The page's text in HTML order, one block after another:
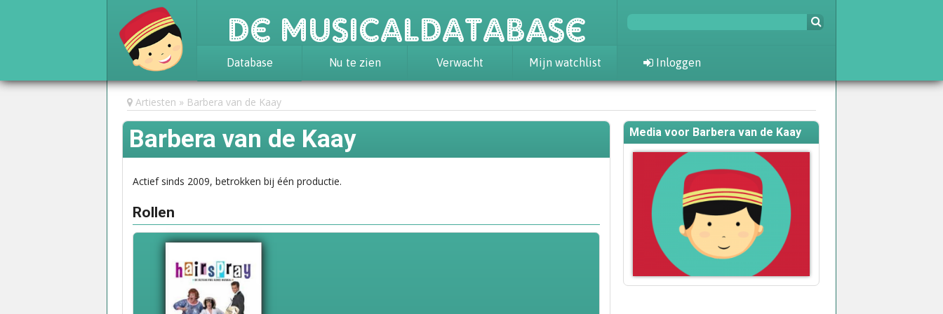
De Musicaldatabase
Database
Achtergrond
Awards
Statistieken
Nu te zien Verwacht Mijn watchlist Inloggen
Artiesten Barbera van de Kaay
Barbera van de Kaay
Actief sinds 2009, betrokken bij één productie.
Rollen
Media voor Barbera van de Kaay